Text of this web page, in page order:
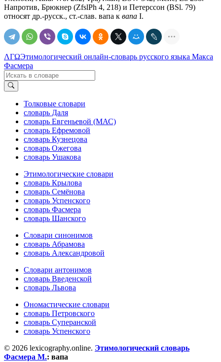
Напротив, Брюкнер (ZfslPh 4, 218) и Петерссон (BSl. 79)
относят др.-русск., ст.-слав. вапа к вапа I.
ΛΓΩЭтимологический онлайн-словарь русского языка Макса
Фасмера
Толковые словари
словарь Даля
словарь Евгеньевой (МАС)
словарь Ефремовой
словарь Кузнецова
словарь Ожегова
словарь Ушакова
Этимологические словари
словарь Крылова
словарь Семёнова
словарь Успенского
словарь Фасмера
словарь Шанского
Словари синонимов
словарь Абрамова
словарь Александровой
Словари антонимов
словарь Введенской
словарь Львова
Ономастические словари
словарь Петровского
словарь Суперанской
словарь Успенского
© 2026 lexicography.online. Этимологический словарь
Фасмера М.: вапа